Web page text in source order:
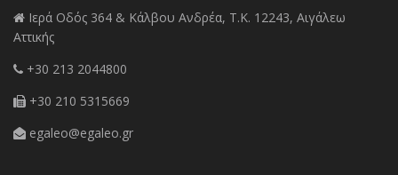
Ιερά Οδός 364 & Κάλβου Ανδρέα, Τ.Κ. 12243, Αιγάλεω
Αττικής
+30 213 2044800
+30 210 5315669
egaleo@egaleo.gr